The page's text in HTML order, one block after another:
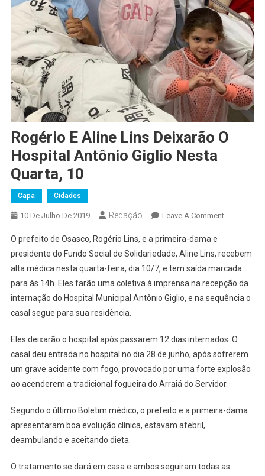
Rogério E Aline Lins Deixarão O
Hospital Antônio Giglio Nesta
Quarta, 10
Capa Cidades
10 De Julho De 2019 Redação Leave A CommentOn
Aline
Lins
Deixarão
O
Giglio
Nesta
Quarta,
O prefeito de Osasco, Rogério Lins, e a primeira-dama e
presidente do Fundo Social de Solidariedade, Aline Lins, recebem
alta médica nesta quarta-feira, dia 10/7, e tem saída marcada
para às 14h. Eles farão uma coletiva à imprensa na recepção da
internação do Hospital Municipal Antônio Giglio, e na sequência o
casal segue para sua residência.
Eles deixarão o hospital após passarem 12 dias internados. O
casal deu entrada no hospital no dia 28 de junho, após sofrerem
um grave acidente com fogo, provocado por uma forte explosão
ao acenderem a tradicional fogueira do Arraiá do Servidor.
Segundo o último Boletim médico, o prefeito e a primeira-dama
apresentaram boa evolução clínica, estavam afebril,
deambulando e aceitando dieta.
O tratamento se dará em casa e ambos seguiram todas as